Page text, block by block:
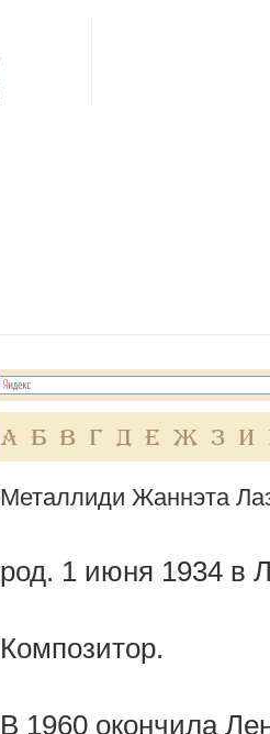
А Б В Г Д Е Ж З И
Металлиди Жаннэта
род. 1 июня 1934 в
Композитор.
В 1960 окончила